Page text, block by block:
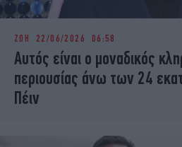
ΖΩΗ 22/06/2026 06:58
Αυτός είναι ο μοναδικός
περιουσίας άνω των 24
Πέιν